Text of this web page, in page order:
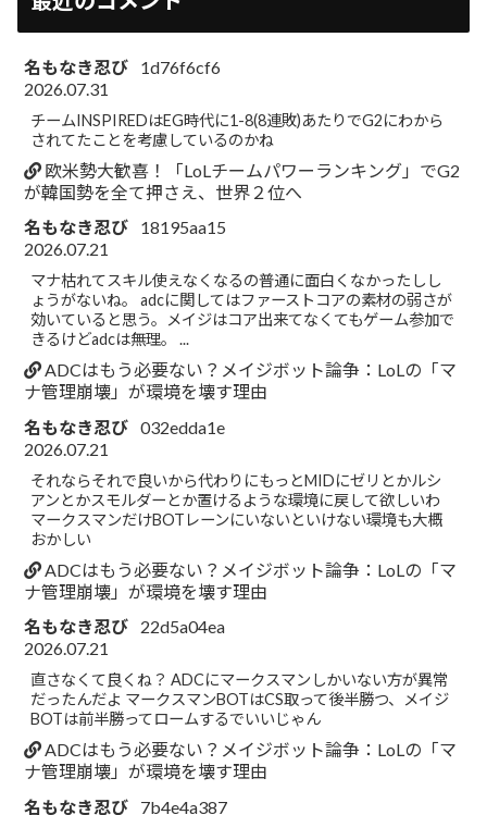
名もなき忍び
1d76f6cf6
2026.07.31
チームINSPIREDはEG時代に1-8(8連敗)あたりでG2にわから
されてたことを考慮しているのかね
欧米勢大歓喜！「LoLチームパワーランキング」でG2
が韓国勢を全て押さえ、世界２位へ
名もなき忍び
18195aa15
2026.07.21
マナ枯れてスキル使えなくなるの普通に面白くなかったしし
ょうがないね。 adcに関してはファーストコアの素材の弱さが
効いていると思う。メイジはコア出来てなくてもゲーム参加で
きるけどadcは無理。 ...
ADCはもう必要ない？メイジボット論争：LoLの「マ
ナ管理崩壊」が環境を壊す理由
名もなき忍び 032edda1e
2026.07.21
それならそれで良いから代わりにもっとMIDにゼリとかルシ
アンとかスモルダーとか置けるような環境に戻して欲しいわ
マークスマンだけBOTレーンにいないといけない環境も大概
おかしい
ADCはもう必要ない？メイジボット論争：LoLの「マ
ナ管理崩壊」が環境を壊す理由
名もなき忍び
22d5a04ea
2026.07.21
直さなくて良くね？ ADCにマークスマンしかいない方が異常
だったんだよ マークスマンBOTはCS取って後半勝つ、メイジ
BOTは前半勝ってロームするでいいじゃん
ADCはもう必要ない？メイジボット論争：LoLの「マ
ナ管理崩壊」が環境を壊す理由
名もなき忍び
7b4e4a387